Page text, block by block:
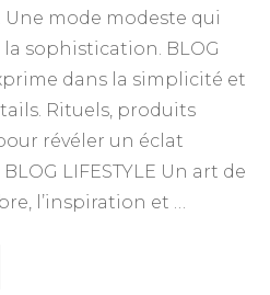
mode modeste qui
sophistication. BLOG
dans la simplicité et
Rituels, produits
révéler un éclat
LIFESTYLE Un art de
l’inspiration et …